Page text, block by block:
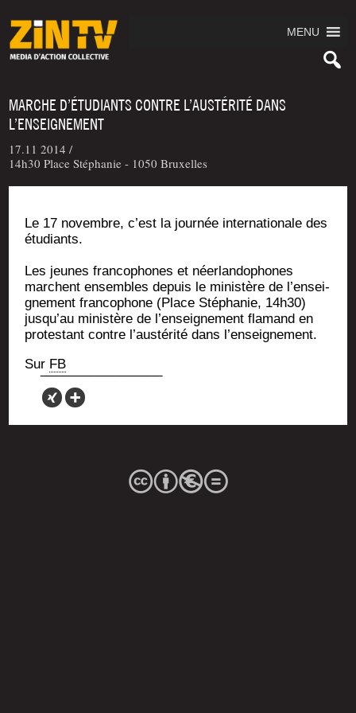
MENU
MARCHE D’ÉTUDIANTS CONTRE L’AUSTÉRITÉ DANS
L’ENSEIGNEMENT
17.11 2014 /
14h30 Place Stéphanie - 1050 Bruxelles
Le 17 novembre, c’est la jour­née inter­na­tio­nale des
étudiants.
Les jeunes fran­co­phones et néer­lan­do­phones
marchent ensembles depuis le minis­tère de l’en­sei­
gne­ment fran­co­phone (Place Sté­pha­nie, 14h30)
jus­qu’au minis­tère de l’en­sei­gne­ment fla­mand en
pro­tes­tant contre l’aus­té­ri­té dans l’enseignement.
Sur FB